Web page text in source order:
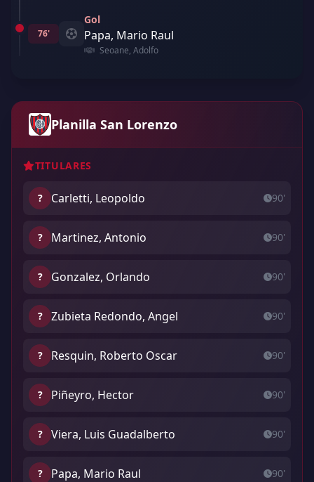
76'
Gol
Papa, Mario Raul
Seoane, Adolfo
Planilla San Lorenzo
TITULARES
? Carletti, Leopoldo 90'
? Martinez, Antonio 90'
? Gonzalez, Orlando 90'
? Zubieta Redondo, Angel 90'
? Resquin, Roberto Oscar 90'
? Piñeyro, Hector 90'
? Viera, Luis Guadalberto 90'
? Papa, Mario Raul 90'